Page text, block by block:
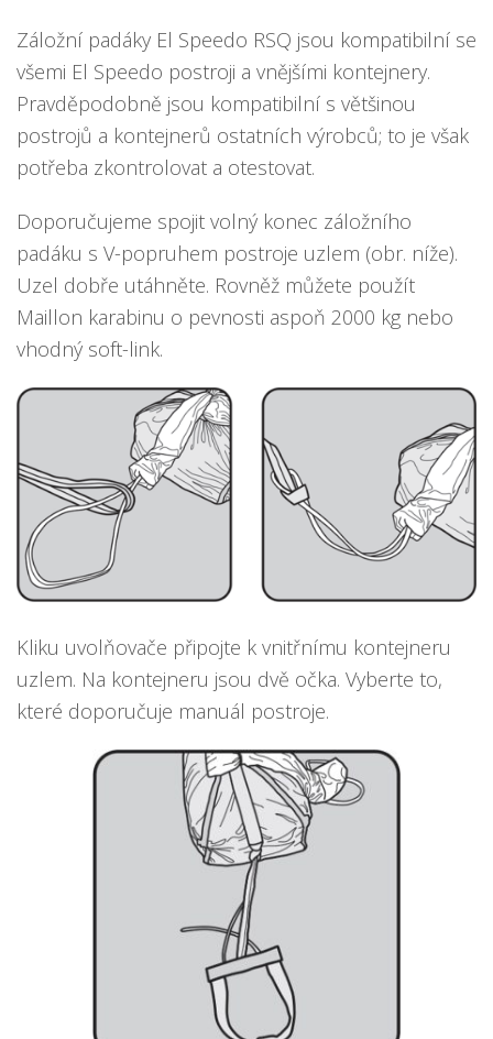
Záložní padáky El Speedo RSQ jsou kompatibilní se
všemi El Speedo postroji a vnějšími kontejnery.
Pravděpodobně jsou kompatibilní s většinou
postrojů a kontejnerů ostatních výrobců; to je však
potřeba zkontrolovat a otestovat.
Doporučujeme spojit volný konec záložního
padáku s V-popruhem postroje uzlem (obr. níže).
Uzel dobře utáhněte. Rovněž můžete použít
Maillon karabinu o pevnosti aspoň 2000 kg nebo
vhodný soft-link.
Kliku uvolňovače připojte k vnitřnímu kontejneru
uzlem. Na kontejneru jsou dvě očka. Vyberte to,
které doporučuje manuál postroje.